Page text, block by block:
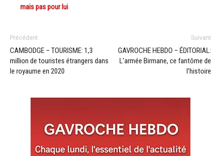
mais pas pour lui
Précédent
CAMBODGE – TOURISME: 1,3
million de touristes étrangers dans
le royaume en 2020
Suivant
GAVROCHE HEBDO – ÉDITORIAL:
L’armée Birmane, ce fantôme de
l’histoire